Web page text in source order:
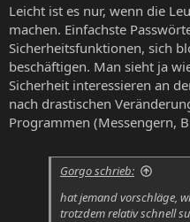
Leicht ist es nur, wenn die
machen. Einfachste
Sicherheitsfunktionen, sich
beschäftigen. Man sieht ja
Sicherheit interessieren an
nach drastischen
Programmen (Messengern,
Gorgo schrieb:
hat jemand vorschläge,
trotzdem relativ schnell